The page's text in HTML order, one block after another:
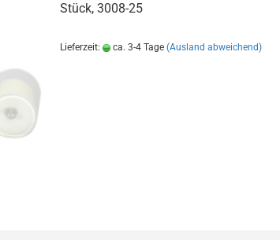
Stück, 3008-25
Lieferzeit: ca. 3-4 Tage (Ausland abweichend)